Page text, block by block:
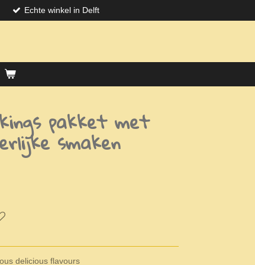
Echte winkel in Delft
pakket met
smaken
delicious flavours